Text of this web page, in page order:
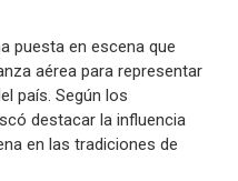
puesta en escena que
aérea para representar
país. Según los
destacar la influencia
en las tradiciones de